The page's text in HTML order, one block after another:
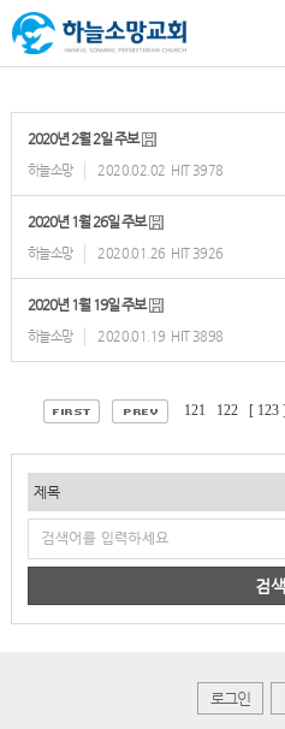
2020년 2월 2일 주보
하늘소망 2020.02.02 HIT 3978
2020년 1월 26일 주보
하늘소망 2020.01.26 HIT 3926
2020년 1월 19일 주보
하늘소망 2020.01.19 HIT 3898
121 122 [ 123 ]
검색
로그인